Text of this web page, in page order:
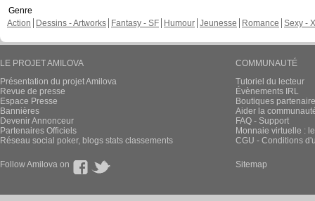
Genre
Action
Dessins - Artworks Fantasy - SF Humour Jeunesse Romance Sexy -
LE PROJET AMILOVA
Présentation du projet Amilova
Revue de presse
Espace Presse
Bannières
Devenir Annonceur
Partenaires Officiels
Réseau social poker, blogs stats classements
COMMUNAUTÉ
Tutoriel du lecteur
Évènements IRL
Boutiques
Aider la
FAQ - Support
Monnaie virtuelle :
CGU - Conditions
Follow Amilova on Sitemap